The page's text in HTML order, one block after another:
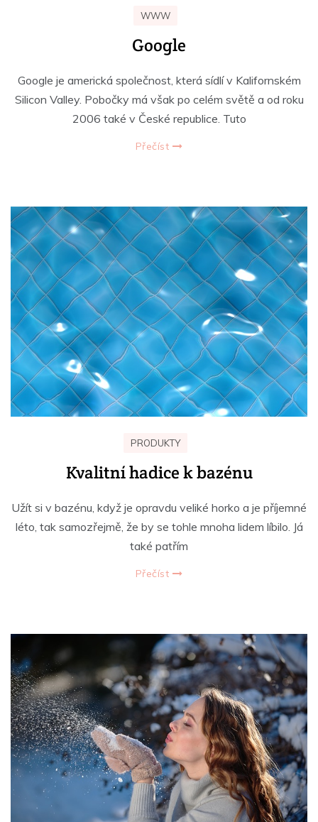
WWW
Google
Google je americká společnost, která sídlí v Kalifornském
Silicon Valley. Pobočky má však po celém světě a od roku
2006 také v České republice. Tuto
Přečíst
PRODUKTY
Kvalitní hadice k bazénu
Užít si v bazénu, když je opravdu veliké horko a je příjemné
léto, tak samozřejmě, že by se tohle mnoha lidem líbilo. Já
také patřím
Přečíst